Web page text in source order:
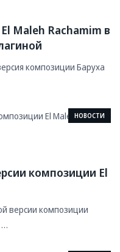
Maleh Rachamim в
композиции Баруха
НОВОСТИ
композиции El
версии композиции
…